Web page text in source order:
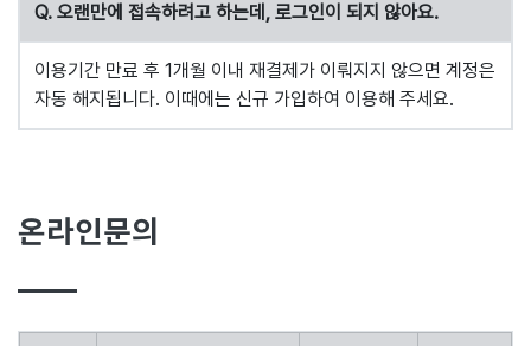
Q. 오랜만에 접속하려고 하는데, 로그인이 되지 않아요.
이용기간 만료 후 1개월 이내 재결제가 이뤄지지 않으면 계정은
자동 해지됩니다. 이때에는 신규 가입하여 이용해 주세요.
온라인문의